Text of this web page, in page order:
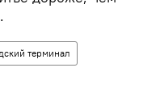
терминал